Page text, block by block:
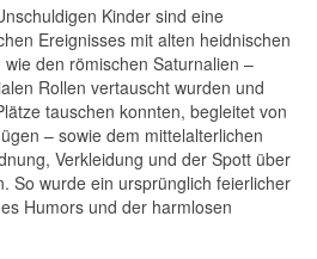
und Traditionen
– das Herz des
Herbstes
Mallorcas – Ein Stück
erleben
Kinder sind eine
Ereignisses mit alten heidnischen
den römischen Saturnalien –
Rollen vertauscht wurden und
tauschen konnten, begleitet von
– sowie dem mittelalterlichen
Verkleidung und der Spott über
So wurde ein ursprünglich feierlicher
Humors und der harmlosen